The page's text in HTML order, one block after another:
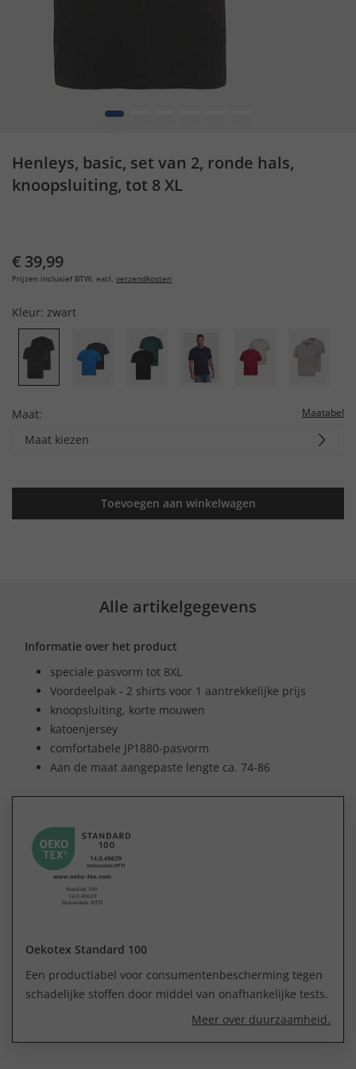
1
Henleys, basic, set van 2, ronde hals,
knoopsluiting, tot 8 XL
€ 39,99
Prijzen inclusief BTW, excl. verzendkosten
Kleur: zwart
Maat: Maatabel
Maat kiezen
Toevoegen aan winkelwagen
Alle artikelgegevens
Informatie over het product
speciale pasvorm tot 8XL
Voordeelpak - 2 shirts voor 1 aantrekkelijke prijs
knoopsluiting, korte mouwen
katoenjersey
comfortabele JP1880-pasvorm
Aan de maat aangepaste lengte ca. 74-86
Oekotex Standard 100
Een productlabel voor consumentenbescherming tegen
schadelijke stoffen door middel van onafhankelijke tests.
Meer over duurzaamheid.